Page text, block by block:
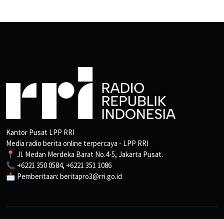
Kantor Pusat LPP RRI
Media radio berita online terpercaya - LPP RRI
📍 Jl. Medan Merdeka Barat No.4-5, Jakarta Pusat.
📞 +6221 350 0584, +6221 351 1086
📩 Pemberitaan: beritapro3@rri.go.id